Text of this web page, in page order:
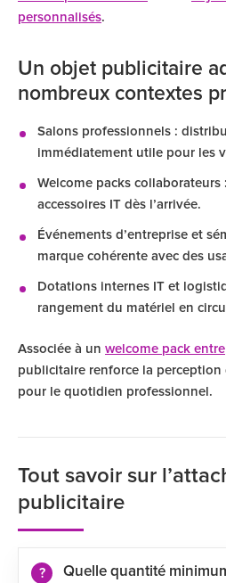
personnalisés.
Un objet publicitaire
nombreux contextes
Salons professionnels :
immédiatement utile pour les
Welcome packs
accessoires IT dès l’arrivée.
Événements d’entreprise et
marque cohérente avec des
Dotations internes IT et
rangement du matériel en
Associée à un welcome pack
publicitaire renforce la perception
pour le quotidien professionnel.
Tout savoir sur
publicitaire
Quelle quantité